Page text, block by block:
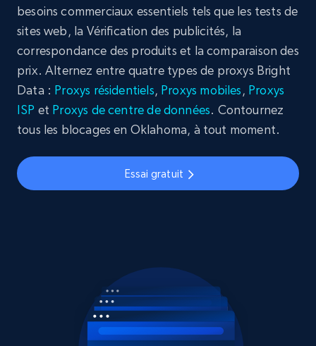
besoins commerciaux essentiels tels que les tests de
sites web, la Vérification des publicités, la
correspondance des produits et la comparaison des
prix. Alternez entre quatre types de proxys Bright
Data : Proxys résidentiels, Proxys mobiles, Proxys
ISP et Proxys de centre de données. Contournez
tous les blocages en Oklahoma, à tout moment.
Essai gratuit